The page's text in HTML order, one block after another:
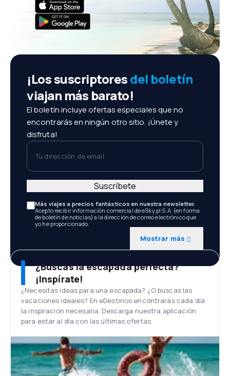
¡Los suscriptoresdel boletín
viajan más barato!
El boletín incluye ofertas especiales que no
encontrarás en ningún otro sitio. ¡Únete y
disfruta!
Tu dirección de email
Más viajes a precios fantásticos en nuestra newsletter.
Acepto recibir información comercial de eSky.pl S.A. (en forma
de boletín de noticias) a la dirección de correo electrónico que
yo he proporcionado.
Mostrar más
Suscríbete
¿Buscas la escapada perfecta?
¡Inspírate!
¿Necesitas ideas para una escapada? ¿O buscas las
vacaciones ideales? En eDestinos encontrarás cada día
la inspiración necesaria. Descarga nuestra aplicación
para estar al día con las últimas ofertas.